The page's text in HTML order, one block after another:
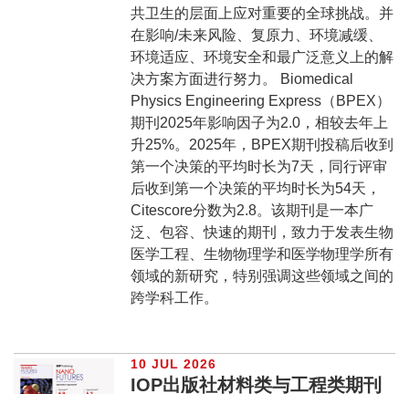
共卫生的层面上应对重要的全球挑战。并
在影响/未来风险、复原力、环境减缓、
环境适应、环境安全和最广泛意义上的解
决方案方面进行努力。 Biomedical
Physics Engineering Express（BPEX）
期刊2025年影响因子为2.0，相较去年上
升25%。2025年，BPEX期刊投稿后收到
第一个决策的平均时长为7天，同行评审
后收到第一个决策的平均时长为54天，
Citescore分数为2.8。该期刊是一本广
泛、包容、快速的期刊，致力于发表生物
医学工程、生物物理学和医学物理学所有
领域的新研究，特别强调这些领域之间的
跨学科工作。
10 JUL 2026
IOP出版社材料类与工程类期刊